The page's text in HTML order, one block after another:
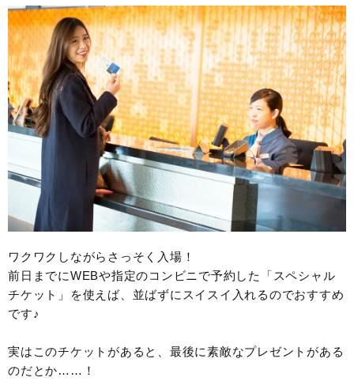
ワクワクしながらさっそく入場！
前日までにWEBや指定のコンビニで予約した「スペシャル
チケット」を使えば、並ばずにスイスイ入れるのでおすすめ
です♪
実はこのチケットがあると、最後に素敵なプレゼントがある
のだとか……！